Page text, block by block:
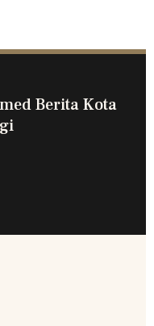
Berita Kota